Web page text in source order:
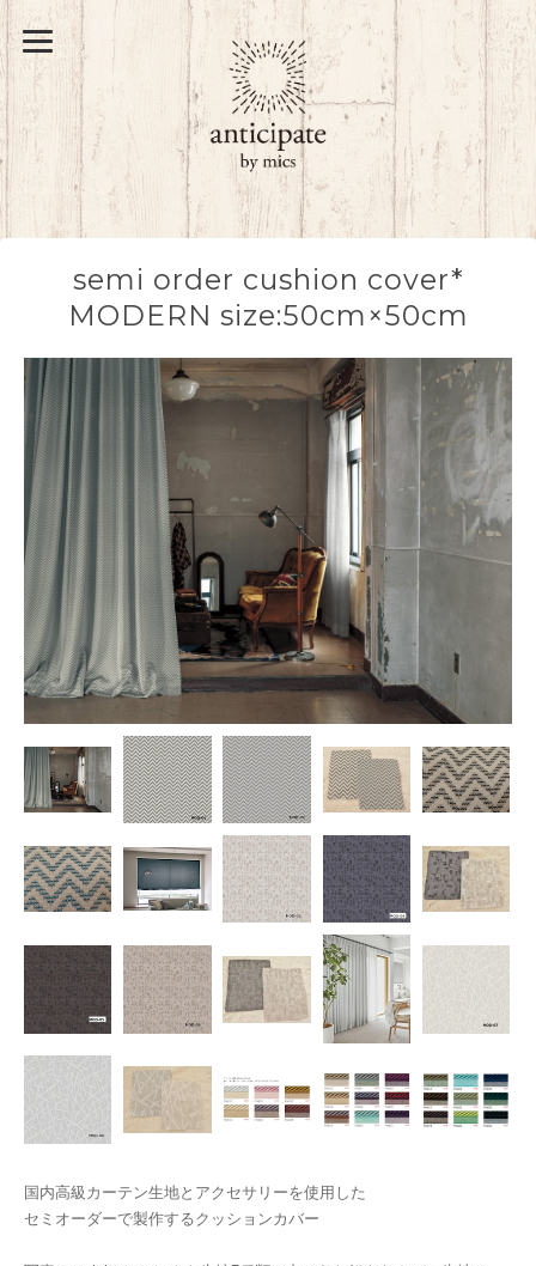
semi order cushion cover*
MODERN size:50cm×50cm
国内高級カーテン生地とアクセサリーを使用した
セミオーダーで製作するクッションカバー